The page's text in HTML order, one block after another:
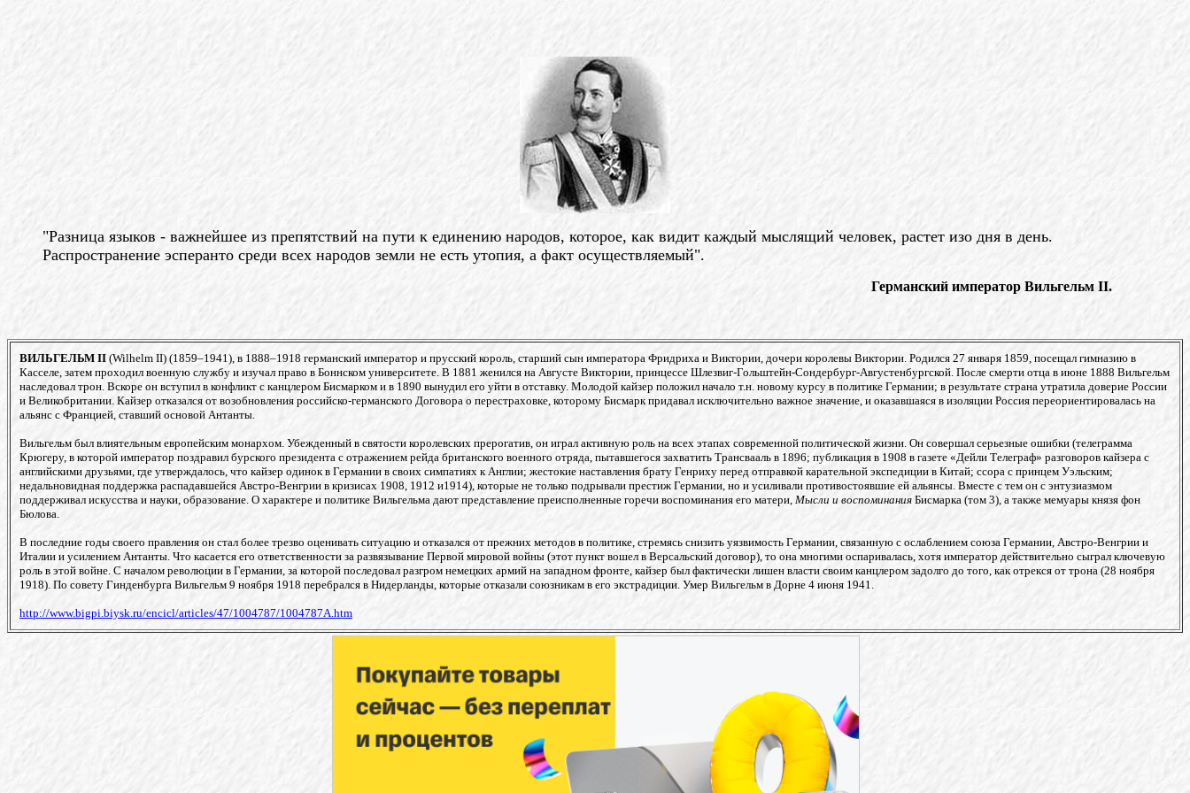
"Разница языков - важнейшее из препятствий на пути к единению народов, которое, как видит каждый мыслящий человек, растет изо дня в день.
Распространение эсперанто среди всех народов земли не есть утопия, а факт осуществляемый".
Германский император Вильгельм II.
ВИЛЬГЕЛЬМ II (Wilhelm II) (1859–1941), в 1888–1918 германский император и прусский король, старший сын императора Фридриха и Виктории, дочери королевы Виктории. Родился 27 января 1859, посещал гимназию в
Касселе, затем проходил военную службу и изучал право в Боннском университете. В 1881 женился на Августе Виктории, принцессе Шлезвиг-Гольштейн-Сондербург-Августенбургской. После смерти отца в июне 1888 Вильгельм
наследовал трон. Вскоре он вступил в конфликт с канцлером Бисмарком и в 1890 вынудил его уйти в отставку. Молодой кайзер положил начало т.н. новому курсу в политике Германии; в результате страна утратила доверие России
и Великобритании. Кайзер отказался от возобновления российско-германского Договора о перестраховке, которому Бисмарк придавал исключительно важное значение, и оказавшаяся в изоляции Россия переориентировалась на
альянс с Францией, ставший основой Антанты.
Вильгельм был влиятельным европейским монархом. Убежденный в святости королевских прерогатив, он играл активную роль на всех этапах современной политической жизни. Он совершал серьезные ошибки (телеграмма
Крюгеру, в которой император поздравил бурского президента с отражением рейда британского военного отряда, пытавшегося захватить Трансвааль в 1896; публикация в 1908 в газете «Дейли Телеграф» разговоров кайзера с
английскими друзьями, где утверждалось, что кайзер одинок в Германии в своих симпатиях к Англии; жестокие наставления брату Генриху перед отправкой карательной экспедиции в Китай; ссора с принцем Уэльским;
недальновидная поддержка распадавшейся Австро-Венгрии в кризисах 1908, 1912 и1914), которые не только подрывали престиж Германии, но и усиливали противостоявшие ей альянсы. Вместе с тем он с энтузиазмом
поддерживал искусства и науки, образование. О характере и политике Вильгельма дают представление преисполненные горечи воспоминания его матери, Мысли и воспоминания Бисмарка (том 3), а также мемуары князя фон
Бюлова.
В последние годы своего правления он стал более трезво оценивать ситуацию и отказался от прежних методов в политике, стремясь снизить уязвимость Германии, связанную с ослаблением союза Германии, Австро-Венгрии и
Италии и усилением Антанты. Что касается его ответственности за развязывание Первой мировой войны (этот пункт вошел в Версальский договор), то она многими оспаривалась, хотя император действительно сыграл ключевую
роль в этой войне. С началом революции в Германии, за которой последовал разгром немецких армий на западном фронте, кайзер был фактически лишен власти своим канцлером задолго до того, как отрекся от трона (28 ноября
1918). По совету Гинденбурга Вильгельм 9 ноября 1918 перебрался в Нидерланды, которые отказали союзникам в его экстрадиции. Умер Вильгельм в Дорне 4 июня 1941.
http://www.bigpi.biysk.ru/encicl/articles/47/1004787/1004787A.htm